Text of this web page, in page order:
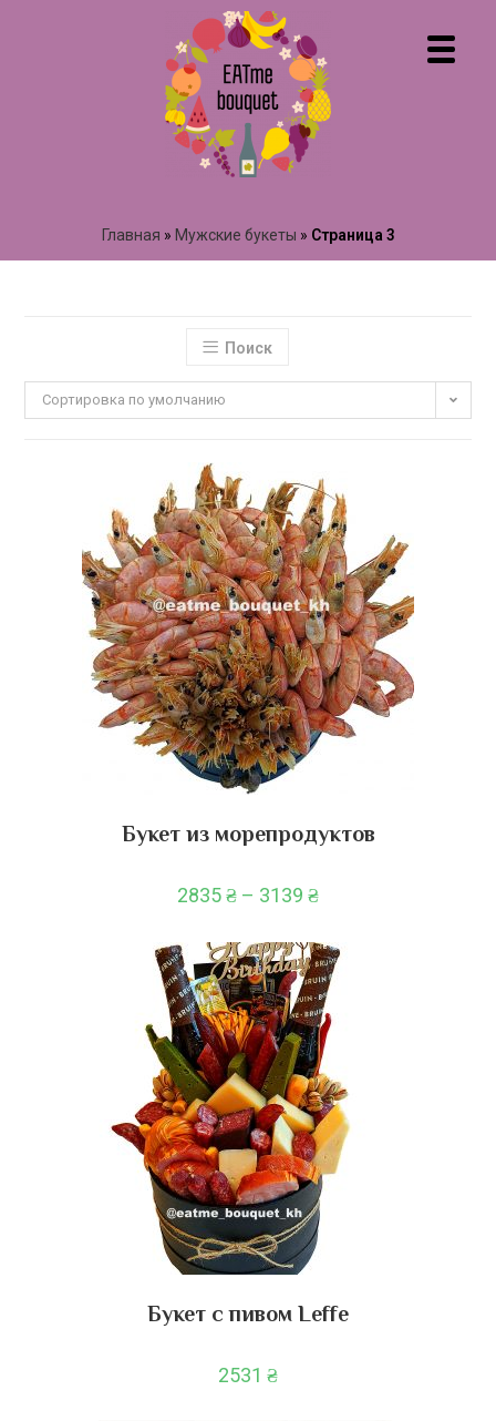
Главная » Мужские букеты » Страница 3
Поиск
Сортировка по умолчанию
Букет из морепродуктов
2835₴ – 3139 ₴
Букет с пивом Leffe
2531 ₴